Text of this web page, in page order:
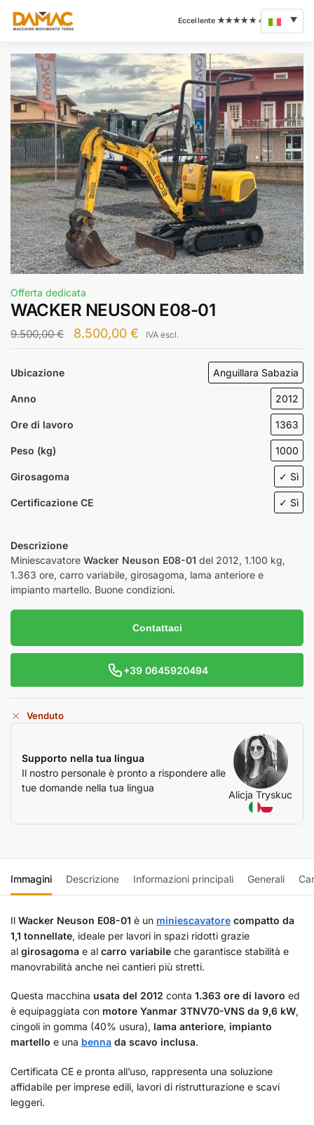
Offerta dedicata
WACKER NEUSON E08-01
9.500,00€ 8.500,00 € IVA escl.
Ubicazione Anguillara Sabazia
Anno 2012
Ore di lavoro 1363
Peso (kg) 1000
Girosagoma ✓ Sì
Certificazione CE ✓ Sì
Descrizione
Miniescavatore Wacker Neuson E08-01 del 2012, 1.100 kg,
1.363 ore, carro variabile, girosagoma, lama anteriore e
impianto martello. Buone condizioni.
Contattaci
+39 0645920494
Venduto
Supporto nella tua lingua
Il nostro personale è pronto a rispondere alle
tue domande nella tua lingua
Alicja Tryskuc
Immagini Descrizione Informazioni principali Generali
Il Wacker Neuson E08-01 è un miniescavatore compatto da
1,1 tonnellate, ideale per lavori in spazi ridotti grazie
al girosagoma e al carro variabile che garantisce stabilità e
manovrabilità anche nei cantieri più stretti.
Questa macchina usata del 2012 conta 1.363 ore di lavoro ed
è equipaggiata con motore Yanmar 3TNV70-VNS da 9,6 kW,
cingoli in gomma (40% usura), lama anteriore, impianto
martello e una benna da scavo inclusa.
Certificata CE e pronta all’uso, rappresenta una soluzione
affidabile per imprese edili, lavori di ristrutturazione e scavi
leggeri.